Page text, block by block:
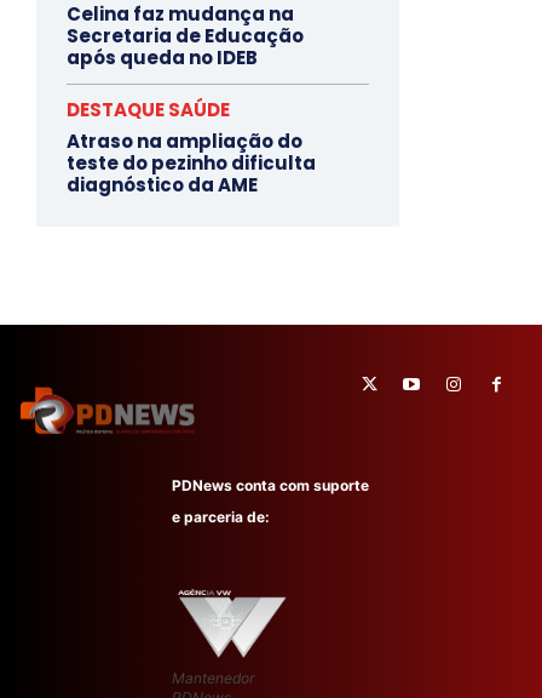
Celina faz mudança na
Secretaria de Educação
após queda no IDEB
DESTAQUE SAÚDE
Atraso na ampliação do
teste do pezinho dificulta
diagnóstico da AME
PDNews conta com suporte
e parceria de:
Mantenedor